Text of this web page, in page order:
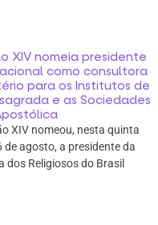
XIV nomeia presidente
como consultora
para os Institutos de
e as Sociedades
XIV nomeou, nesta quinta
de agosto, a presidente da
dos Religiosos do Brasil